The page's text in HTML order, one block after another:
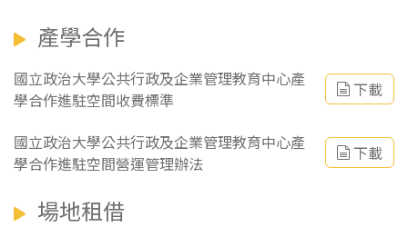
產學合作
國立政治大學公共行政及企業管理教育中心產
學合作進駐空間收費標準
下載
國立政治大學公共行政及企業管理教育中心產
學合作進駐空間營運管理辦法
下載
場地租借